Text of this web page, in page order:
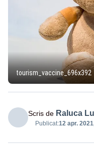
tourism_vaccine_696x392
Scris de Raluca
Publicat:12 apr.